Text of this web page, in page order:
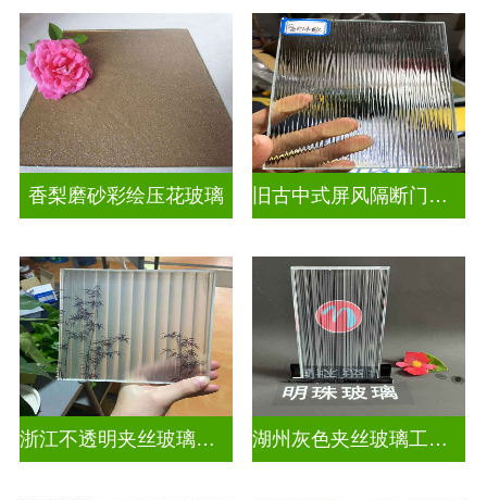
香梨磨砂彩绘压花玻璃 旧古中式屏风隔断门窗彩绘压花玻璃
浙江不透明夹丝玻璃定做 湖州灰色夹丝玻璃工厂招聘